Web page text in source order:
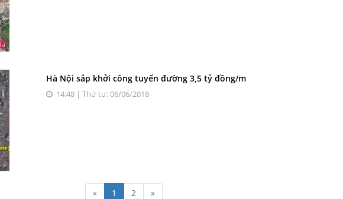
Hà Nội sắp khởi công tuyến đường 3,5 tỷ đồng/m
14:48 | Thứ tư, 06/06/2018
« 1 2 »